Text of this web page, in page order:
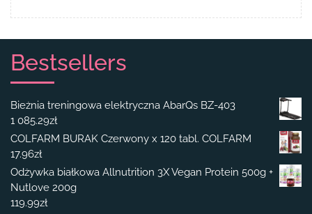
Bestsellers
Bieżnia treningowa elektryczna AbarQs BZ-403
1 085.29zł
COLFARM BURAK Czerwony x 120 tabl. COLFARM
17.96zł
Odżywka białkowa Allnutrition 3X Vegan Protein 500g +
Nutlove 200g
119.99zł